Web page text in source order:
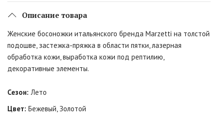
Описание товара
Женские босоножки итальянского бренда Marzetti на толстой
подошве, застежка-пряжка в области пятки, лазерная
обработка кожи, выработка кожи под рептилию,
декоративные элементы.
Сезон: Лето
Цвет: Бежевый, Золотой